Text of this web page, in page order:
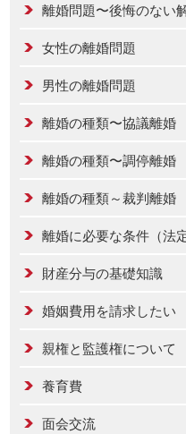
離婚問題〜後悔のない
女性の離婚問題
男性の離婚問題
離婚の種類〜協議離婚
離婚の種類〜調停離婚
離婚の種類～裁判離婚
離婚に必要な条件（法
財産分与の基礎知識
婚姻費用を請求したい
親権と監護権について
養育費
面会交流